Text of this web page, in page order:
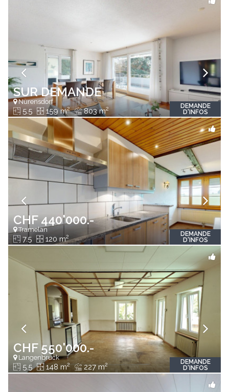
SUR DEMANDE
Nürensdorf
5.5 159 m2 803 m2
DEMANDE
D'INFOS
CHF 440'000.-
Tramelan
7.5 120 m2
DEMANDE
D'INFOS
CHF 550'000.-
Langenbruck
5.5 148 m2 227 m2
DEMANDE
D'INFOS